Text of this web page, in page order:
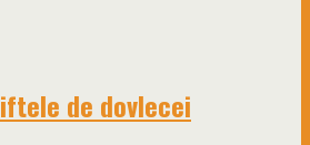
de dovlecei